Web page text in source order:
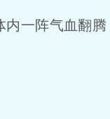
一阵气血翻腾